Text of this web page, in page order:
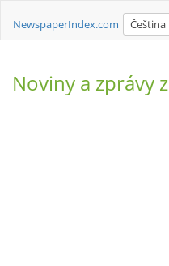
NewspaperIndex.com Čeština
Noviny a zprávy z